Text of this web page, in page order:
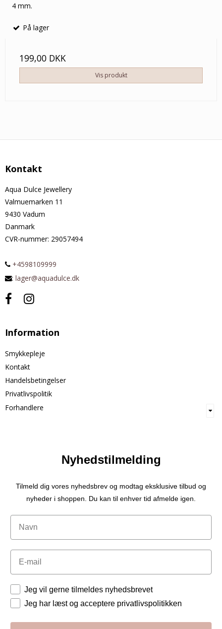
4 mm.
På lager
199,00 DKK
Vis produkt
Kontakt
Aqua Dulce Jewellery
Valmuemarken 11
9430 Vadum
Danmark
CVR-nummer: 29057494
+4598109999
: lager@aquadulce.dk
Information
Smykkepleje
Kontakt
Handelsbetingelser
Privatlivspolitik
Forhandlere
Nyhedstilmelding
Tilmeld dig vores nyhedsbrev og modtag eksklusive tilbud og
nyheder i shoppen. Du kan til enhver tid afmelde igen.
Navn
Email
Tilladelser
Jeg vil gerne tilmeldes nyhedsbrevet
Jeg har læst og acceptere privatlivspolitikken